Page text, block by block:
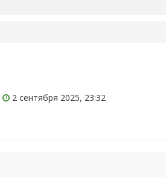
2 сентября 2025, 23:32